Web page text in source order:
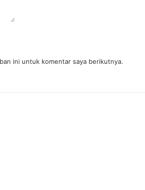
ini untuk komentar saya berikutnya.